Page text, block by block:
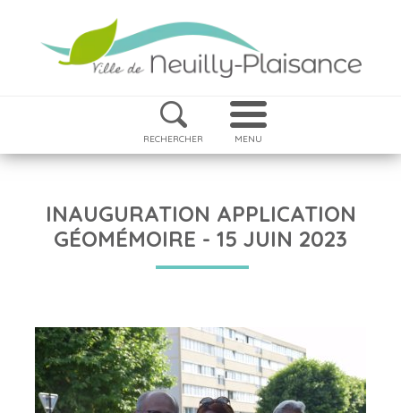
RECHERCHER MENU
INAUGURATION APPLICATION
GÉOMÉMOIRE - 15 JUIN 2023